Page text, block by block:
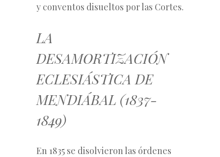
y conventos disueltos por las Cortes.
LA
DESAMORTIZACIÓN
ECLESIÁSTICA DE
MENDIÁBAL (1837-
1849)
En 1835 se disolvieron las órdenes